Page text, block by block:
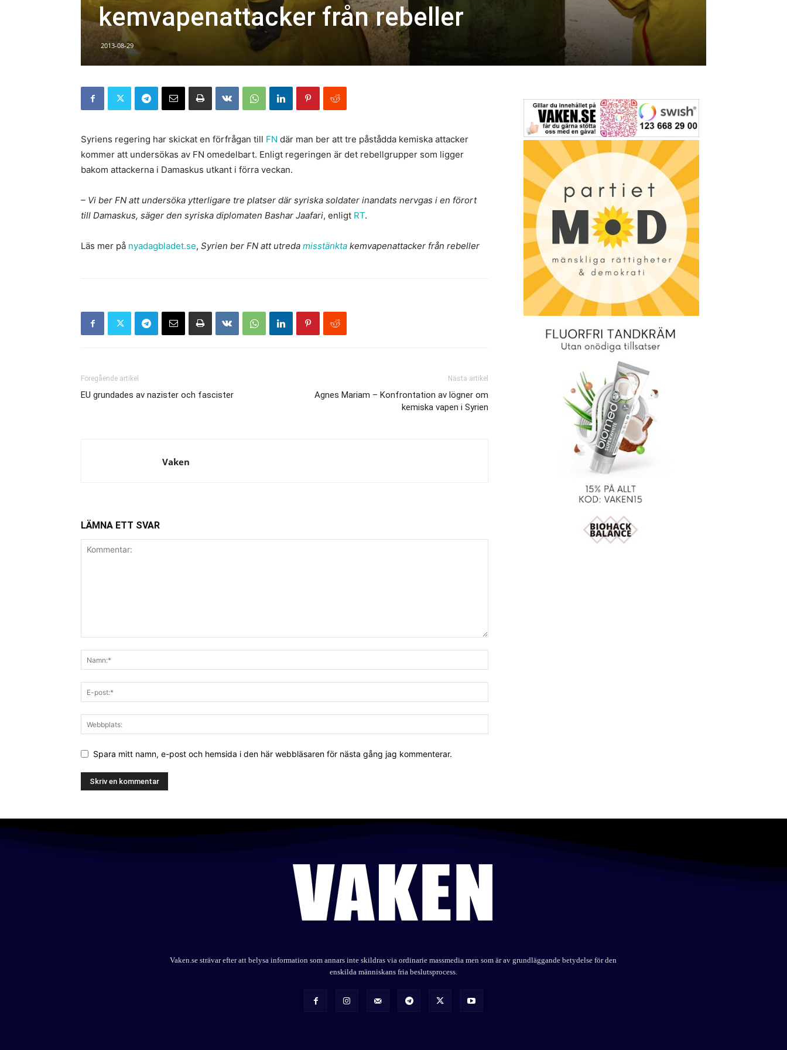
kemvapenattacker från rebeller
2013-08-29
Syriens regering har skickat en förfrågan till FN där man ber att tre påstådda kemiska attacker
kommer att undersökas av FN omedelbart. Enligt regeringen är det rebellgrupper som ligger
bakom attackerna i Damaskus utkant i förra veckan.
– Vi ber FN att undersöka ytterligare tre platser där syriska soldater inandats nervgas i en förort
till Damaskus, säger den syriska diplomaten Bashar Jaafari, enligt RT.
Läs mer på nyadagbladet.se, Syrien ber FN att utreda misstänkta kemvapenattacker från rebeller
Föregående artikel
EU grundades av nazister och fascister
Nästa artikel
Agnes Mariam – Konfrontation av lögner om
kemiska vapen i Syrien
Vaken
LÄMNA ETT SVAR
Spara mitt namn, e-post och hemsida i den här webbläsaren för nästa gång jag kommenterar.
Vaken.se strävar efter att belysa information som annars inte skildras via ordinarie massmedia men som är av grundläggande betydelse för den
enskilda människans fria beslutsprocess.